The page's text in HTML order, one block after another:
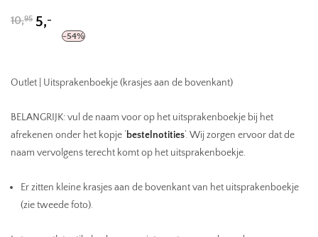
10,95 Oorspronkelijke
prijs
5,-
prijs
-54%
Outlet | Uitsprakenboekje (krasjes aan de bovenkant)
BELANGRIJK: vul de naam voor op het uitsprakenboekje bij het
afrekenen onder het kopje ‘bestelnotities‘. Wij zorgen ervoor dat de
naam vervolgens terecht komt op het uitsprakenboekje.
Er zitten kleine krasjes aan de bovenkant van het uitsprakenboekje
(zie tweede foto).